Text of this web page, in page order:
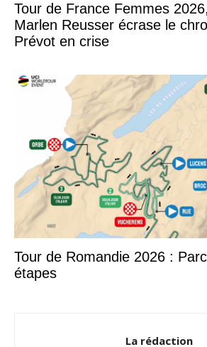
Tour de France Femmes
Marlen Reusser écrase le
Prévot en crise
Tour de Romandie 2026 :
étapes
La rédaction